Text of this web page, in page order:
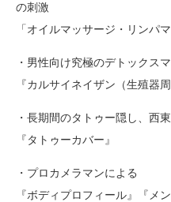
の刺激
「オイルマッサージ・リンパ
・男性向け究極のデトックス
『カルサイネイザン（生殖器
・長期間のタトゥー隠し、西
『タトゥーカバー』
・プロカメラマンによる
『ボディプロフィール』『メ